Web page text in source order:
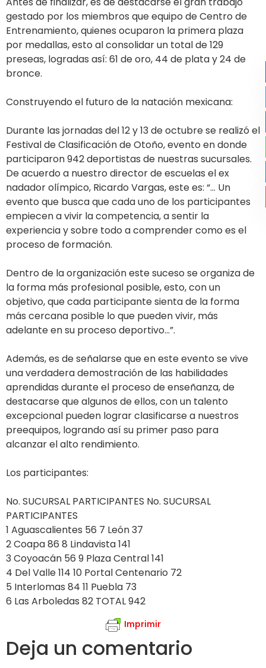
gestado por los miembros que equipo de Centro de
Entrenamiento, quienes ocuparon la primera plaza
por medallas, esto al consolidar un total de 129
preseas, logradas así: 61 de oro, 44 de plata y 24 de
bronce.
Construyendo el futuro de la natación mexicana:
Durante las jornadas del 12 y 13 de octubre se realizó el
Festival de Clasificación de Otoño, evento en donde
participaron 942 deportistas de nuestras sucursales.
De acuerdo a nuestro director de escuelas el ex
nadador olímpico, Ricardo Vargas, este es: “… Un
evento que busca que cada uno de los participantes
empiecen a vivir la competencia, a sentir la
experiencia y sobre todo a comprender como es el
proceso de formación.
Dentro de la organización este suceso se organiza de
la forma más profesional posible, esto, con un
objetivo, que cada participante sienta de la forma
más cercana posible lo que pueden vivir, más
adelante en su proceso deportivo…”.
Además, es de señalarse que en este evento se vive
una verdadera demostración de las habilidades
aprendidas durante el proceso de enseñanza, de
destacarse que algunos de ellos, con un talento
excepcional pueden lograr clasificarse a nuestros
preequipos, logrando así su primer paso para
alcanzar el alto rendimiento.
Los participantes:
No. SUCURSAL PARTICIPANTES No. SUCURSAL
PARTICIPANTES
1 Aguascalientes 56 7 León 37
2 Coapa 86 8 Lindavista 141
3 Coyoacán 56 9 Plaza Central 141
4 Del Valle 114 10 Portal Centenario 72
5 Interlomas 84 11 Puebla 73
6 Las Arboledas 82 TOTAL 942
Imprimir
Deja un comentario